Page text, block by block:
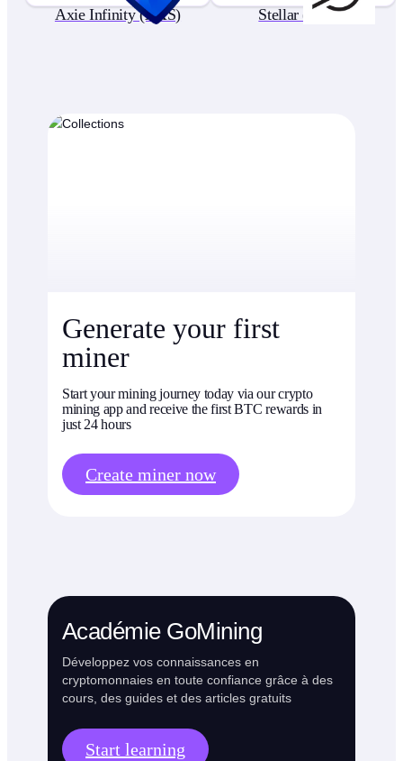
Axie Infinity (AXS) Stellar (XLM)
Generate your first
miner
Start your mining journey today via our crypto
mining app and receive the first BTC rewards in
just 24 hours
Create miner now
Académie GoMining
Développez vos connaissances en
cryptomonnaies en toute confiance grâce à des
cours, des guides et des articles gratuits
Start learning